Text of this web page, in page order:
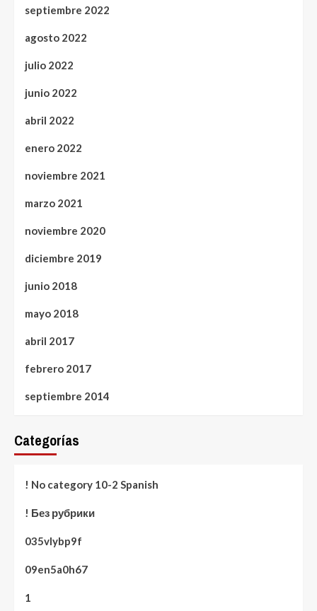
septiembre 2022
agosto 2022
julio 2022
junio 2022
abril 2022
enero 2022
noviembre 2021
marzo 2021
noviembre 2020
diciembre 2019
junio 2018
mayo 2018
abril 2017
febrero 2017
septiembre 2014
Categorías
! No category 10-2 Spanish
! Без рубрики
035vlybp9f
09en5a0h67
1